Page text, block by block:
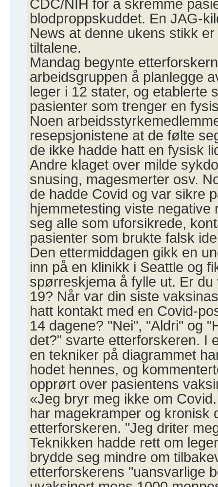
CDC/NIH for å skremme
blodproppskuddet. En JAG-
News at denne ukens stikk
tiltalene.
Mandag begynte
arbeidsgruppen å planlegge
leger i 12 stater, og etablerte
pasienter som trenger en
Noen
resepsjonistene at de følte
de ikke hadde hatt en fysisk
Andre klaget over milde
snusing, magesmerter osv.
de hadde Covid og var sikre
hjemmetesting viste negative
seg alle som uforsikrede,
pasienter som brukte falsk
Den ettermiddagen gikk en
inn på en klinikk i Seattle og
spørreskjema å fylle ut. Er
19? Når var din siste
hatt kontakt med en Covid-
14 dagene? "Nei", "Aldri" og
det?" svarte etterforskeren. I
en tekniker på diagrammet
hodet hennes, og
opprørt over pasientens
«Jeg bryr meg ikke om
har magekramper og kronisk
etterforskeren. "Jeg driter
Teknikken hadde rett om
brydde seg mindre om
etterforskerens "uansvarlige